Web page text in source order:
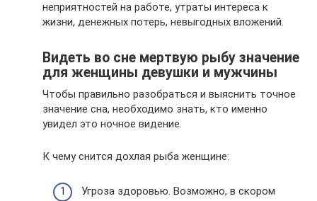
неприятностей на работе, утраты интереса к
жизни, денежных потерь, невыгодных вложений.
Видеть во сне мертвую рыбу значение
для женщины девушки и мужчины
Чтобы правильно разобраться и выяснить точное
значение сна, необходимо знать, кто именно
увидел это ночное видение.
К чему снится дохлая рыба женщине:
Угроза здоровью. Возможно, в скором